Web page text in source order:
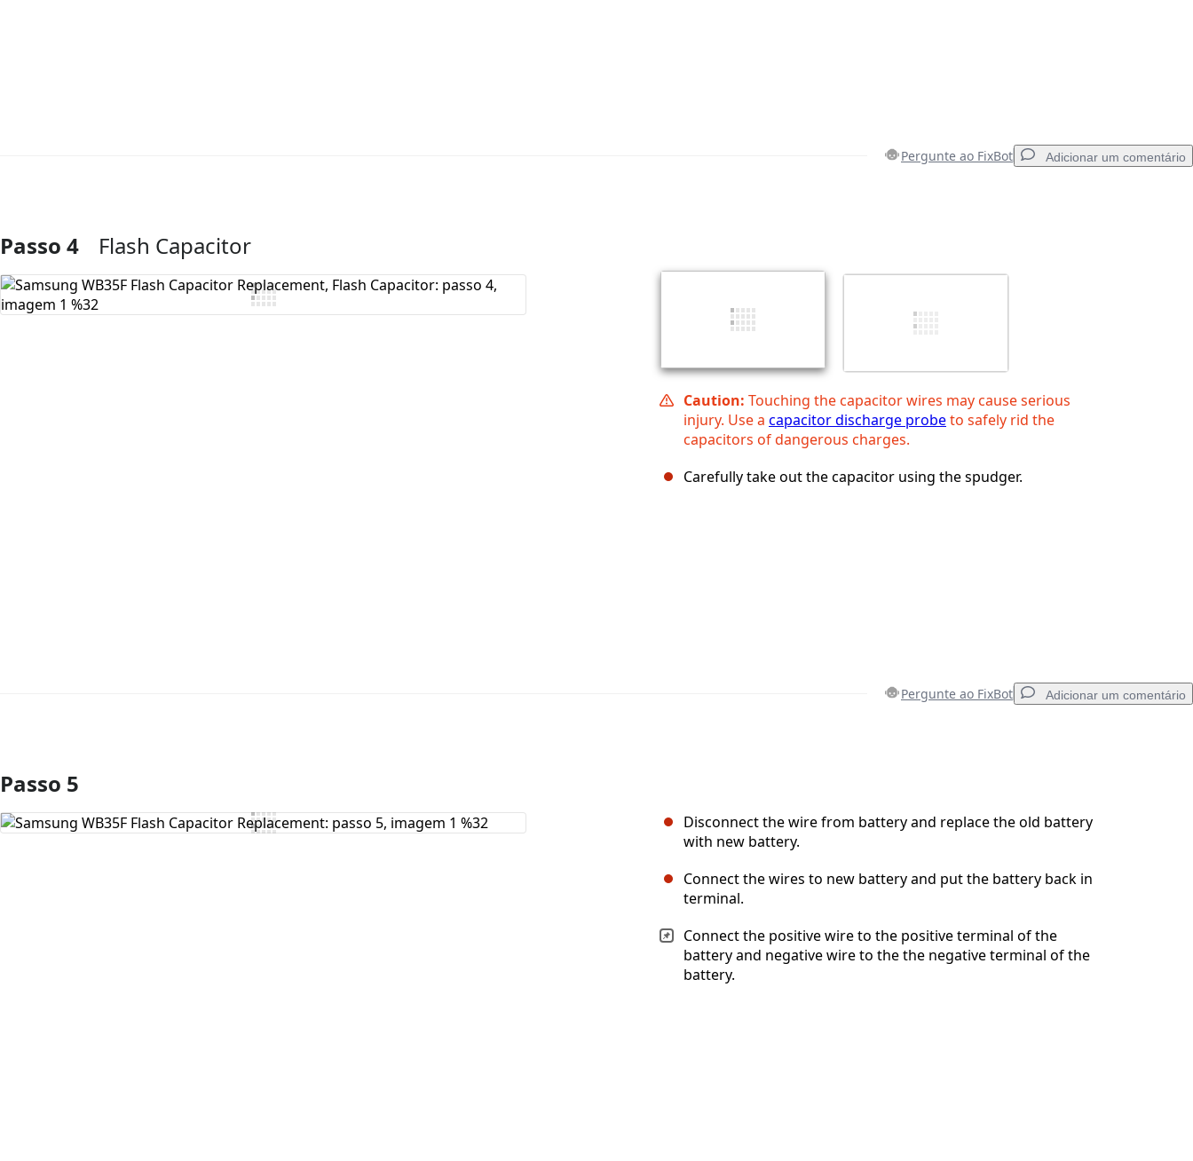
Pergunte ao FixBot Adicionar um comentário
Comentar
Passo 4 Flash Capacitor
Caution: Touching the capacitor wires may cause serious
injury. Use a capacitor discharge probeto safely rid the
capacitors of dangerous charges.
Carefully take out the capacitor using the spudger.
Pergunte ao FixBot Adicionar um comentário
Comentar
Passo 5
Disconnect the wire from battery and replace the old battery
with new battery.
Connect the wires to new battery and put the battery back in
terminal.
Connect the positive wire to the positive terminal of the
battery and negative wire to the the negative terminal of the
battery.